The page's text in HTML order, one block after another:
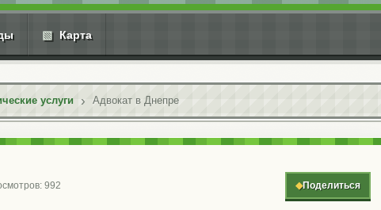
▧ Карта
услуги Адвокат в Днепре
992 ◆Поделиться